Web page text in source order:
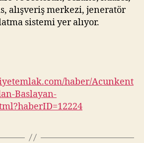
alışveriş merkezi, jeneratör
sistemi yer alıyor.
haber/Acunkent
Baslayan-